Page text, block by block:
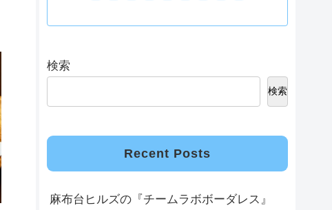
検索
検索
Recent Posts
麻布台ヒルズの『チームラボボーダレス』